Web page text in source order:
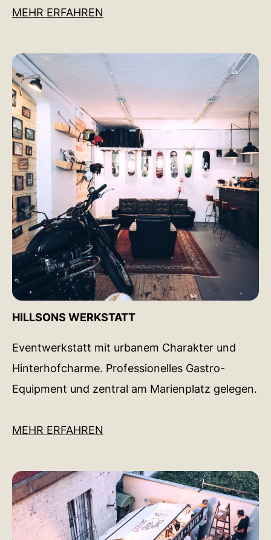
MEHR ERFAHREN
HILLSONS WERKSTATT
Eventwerkstatt mit urbanem Charakter und
Hinterhofcharme. Professionelles Gastro-
Equipment und zentral am Marienplatz gelegen.
MEHR ERFAHREN